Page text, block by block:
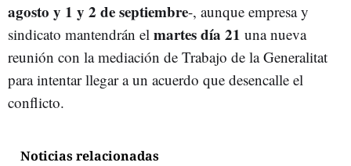
agosto y 1 y 2 de septiembre-, aunque empresa y
sindicato mantendrán el martes día 21 una nueva
reunión con la mediación de Trabajo de la Generalitat
para intentar llegar a un acuerdo que desencalle el
conflicto.
Noticias relacionadas